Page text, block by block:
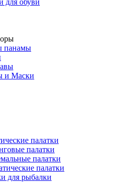
для обуви
панамы
и Маски
палатки
палатки
палатки
палатки
для рыбалки